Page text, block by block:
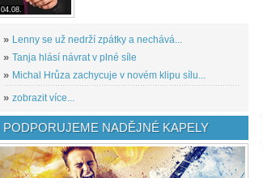
04.08.
» Lenny se už nedrží zpátky a nechává...
» Tanja hlásí návrat v plné síle
» Michal Hrůza zachycuje v novém klipu sílu...
» zobrazit více...
PODPORUJEME NADĚJNÉ KAPELY